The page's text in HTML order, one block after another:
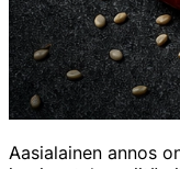
Aasialainen annos